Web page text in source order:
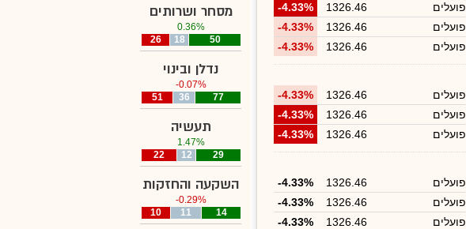
פועלים 1326.46
-4.33%
פועלים
1326.46
-4.33%
פועלים
1326.46
-4.33%
פועלים 1326.46
-4.33%
פועלים
1326.46
-4.33%
פועלים
1326.46
-4.33%
פועלים 1326.46
-4.33%
פועלים
1326.46
-4.33%
פועלים
1326.46
-4.33%
מסחר ושרותים
0.36%
26
18 50
נדלן ובינוי
-0.07%
51
36 77
תעשיה
1.47%
22
12 29
השקעה והחזקות
-0.29%
10
11 14